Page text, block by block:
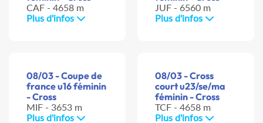
CAF - 4658 m
Plus d'infos
JUF - 6560 m
Plus d'infos
08/03 - Coupe de
france u16 féminin
- Cross
MIF - 3653 m
Plus d'infos
08/03 - Cross
court u23/se/ma
féminin - Cross
TCF - 4658 m
Plus d'infos